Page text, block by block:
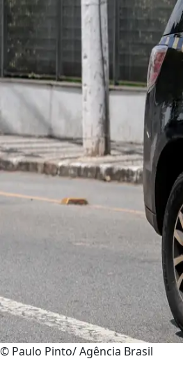
© Paulo Pinto/ Agência Brasil